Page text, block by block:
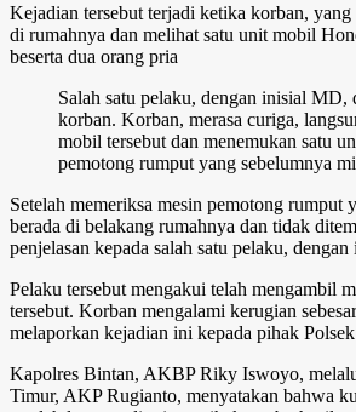
Kejadian tersebut terjadi ketika korban,
di rumahnya dan melihat satu unit mobil
beserta dua orang pria
Salah satu pelaku, dengan inisial MD,
korban. Korban, merasa curiga,
mobil tersebut dan menemukan satu
pemotong rumput yang sebelumnya
Setelah memeriksa mesin pemotong rumput
berada di belakang rumahnya dan tidak
penjelasan kepada salah satu pelaku,
Pelaku tersebut mengakui telah mengambil
tersebut. Korban mengalami kerugian
melaporkan kejadian ini kepada pihak
Kapolres Bintan, AKBP Riky Iswoyo,
Timur, AKP Rugianto, menyatakan bahwa